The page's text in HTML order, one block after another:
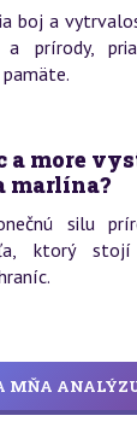
boj a
a prírody,
a more
marlína?
silu
ktorý
MŇA